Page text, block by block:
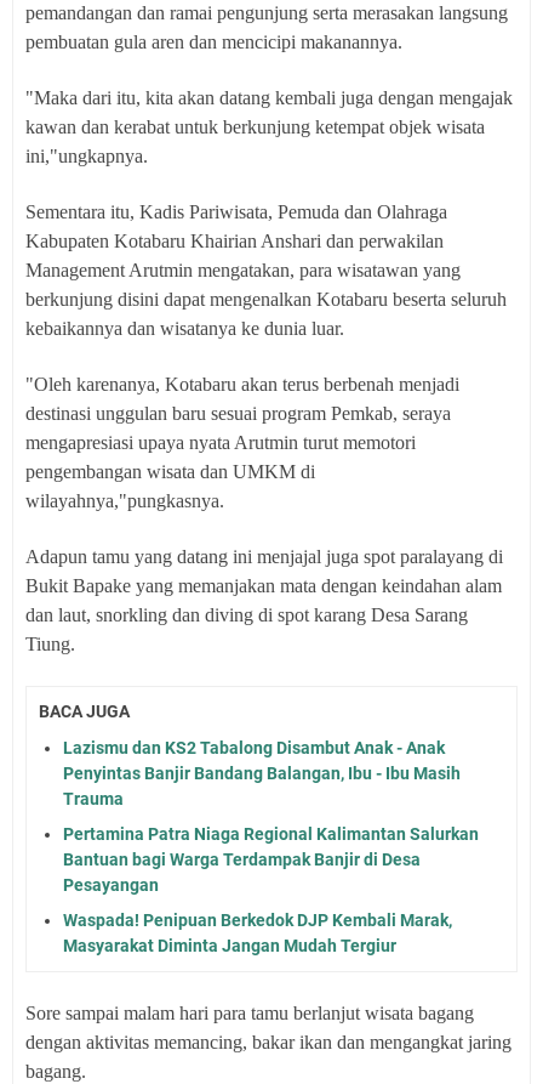
pemandangan dan ramai pengunjung serta merasakan langsung
pembuatan gula aren dan mencicipi makanannya.
"Maka dari itu, kita akan datang kembali juga dengan mengajak
kawan dan kerabat untuk berkunjung ketempat objek wisata
ini,"ungkapnya.
Sementara itu, Kadis Pariwisata, Pemuda dan Olahraga
Kabupaten Kotabaru Khairian Anshari dan perwakilan
Management Arutmin mengatakan, para wisatawan yang
berkunjung disini dapat mengenalkan Kotabaru beserta seluruh
kebaikannya dan wisatanya ke dunia luar.
"Oleh karenanya, Kotabaru akan terus berbenah menjadi
destinasi unggulan baru sesuai program Pemkab, seraya
mengapresiasi upaya nyata Arutmin turut memotori
pengembangan wisata dan UMKM di
wilayahnya,"pungkasnya.
Adapun tamu yang datang ini menjajal juga spot paralayang di
Bukit Bapake yang memanjakan mata dengan keindahan alam
dan laut, snorkling dan diving di spot karang Desa Sarang
Tiung.
BACA JUGA
Lazismu dan KS2 Tabalong Disambut Anak - Anak
Penyintas Banjir Bandang Balangan, Ibu - Ibu Masih
Trauma
Pertamina Patra Niaga Regional Kalimantan Salurkan
Bantuan bagi Warga Terdampak Banjir di Desa
Pesayangan
Waspada! Penipuan Berkedok DJP Kembali Marak,
Masyarakat Diminta Jangan Mudah Tergiur
Sore sampai malam hari para tamu berlanjut wisata bagang
dengan aktivitas memancing, bakar ikan dan mengangkat jaring
bagang.